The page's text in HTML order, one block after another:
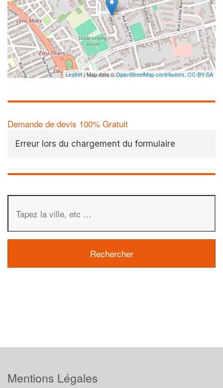
Leaflet | Map data ©OpenStreetMap contributors, CC-BY-SA
Demande de devis 100% Gratuit
Erreur lors du chargement du formulaire
Mentions Légales